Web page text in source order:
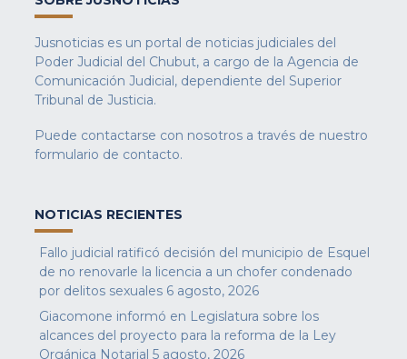
Jusnoticias es un portal de noticias judiciales del
Poder Judicial del Chubut, a cargo de la Agencia de
Comunicación Judicial, dependiente del Superior
Tribunal de Justicia.
Puede contactarse con nosotros a través de nuestro
formulario de contacto.
NOTICIAS RECIENTES
Fallo judicial ratificó decisión del municipio de Esquel
de no renovarle la licencia a un chofer condenado
por delitos sexuales 6 agosto, 2026
Giacomone informó en Legislatura sobre los
alcances del proyecto para la reforma de la Ley
Orgánica Notarial 5 agosto, 2026